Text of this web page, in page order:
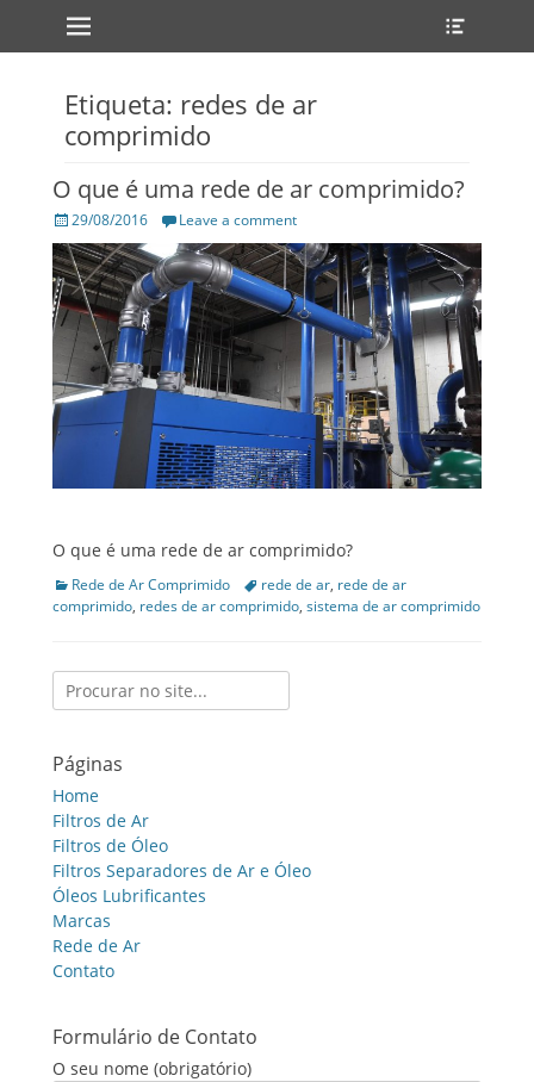
Primary Menu
Skip
to
Etiqueta: redes de ar
comprimido
O que é uma rede de ar comprimido?
Posted
on
29/08/2016 Leave a comment
O que é uma rede de ar comprimido?
Categories
Rede de Ar Comprimido Tagsrede de ar, rede de ar
comprimido, redes de ar comprimido, sistema de ar comprimido
Search
for:
Páginas
Home
Filtros de Ar
Filtros de Óleo
Filtros Separadores de Ar e Óleo
Óleos Lubrificantes
Marcas
Rede de Ar
Contato
Formulário de Contato
O seu nome (obrigatório)